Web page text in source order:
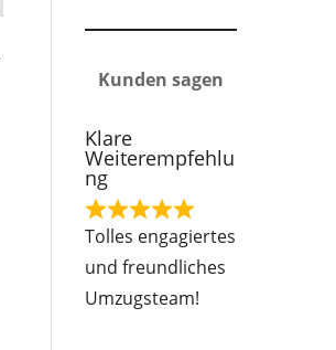
Kunden sagen
Klare
Weiterempfehlu
ng
R
e
Tolles engagiertes
und freundliches
Umzugsteam!